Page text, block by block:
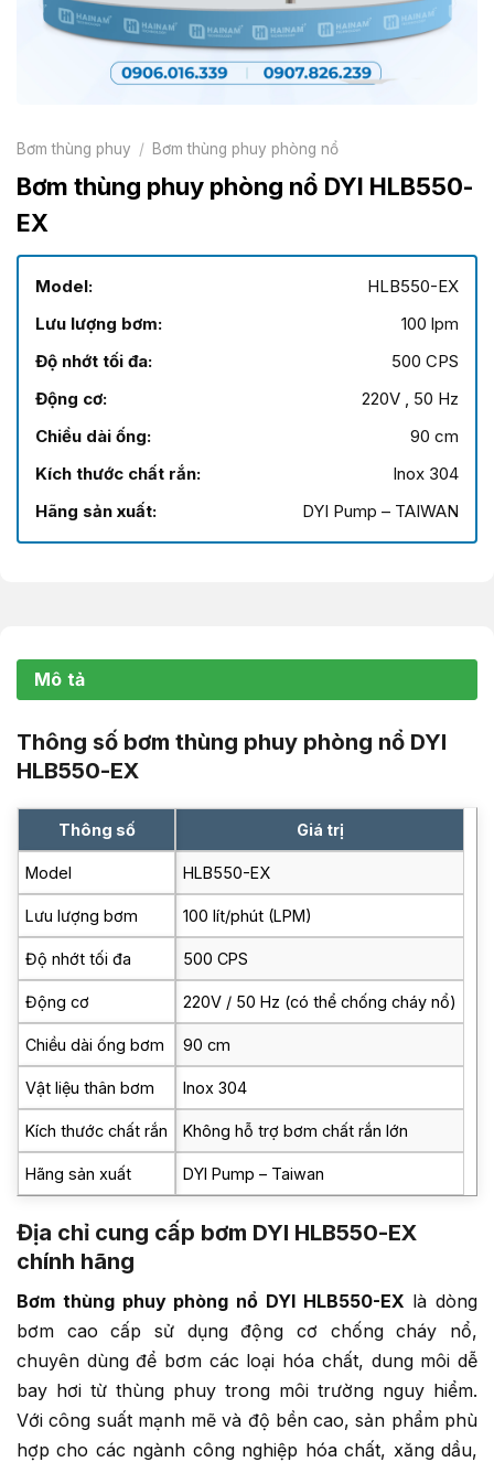
Bơm thùng phuy / Bơm thùng phuy phòng nổ
Bơm thùng phuy phòng nổ DYI HLB550-
EX
Model:
HLB550-EX
Lưu lượng bơm:
100 lpm
Độ nhớt tối đa:
500 CPS
Động cơ:
220V , 50 Hz
Chiều dài ống:
90 cm
Kích thước chất rắn:
Inox 304
Hãng sản xuất:
DYI Pump – TAIWAN
Mô tả
Thông số bơm thùng phuy phòng nổ DYI
HLB550-EX
Thông số Giá trị
Model HLB550-EX
Lưu lượng bơm 100 lít/phút (LPM)
Độ nhớt tối đa 500 CPS
Động cơ 220V / 50 Hz (có thể chống cháy nổ)
Chiều dài ống bơm 90 cm
Vật liệu thân bơm Inox 304
Kích thước chất rắn Không hỗ trợ bơm chất rắn lớn
Hãng sản xuất DYI Pump – Taiwan
Địa chỉ cung cấp bơm DYI HLB550-EX
chính hãng
Bơm thùng phuy phòng nổ DYI HLB550-EX là dòng
bơm cao cấp sử dụng động cơ chống cháy nổ,
chuyên dùng để bơm các loại hóa chất, dung môi dễ
bay hơi từ thùng phuy trong môi trường nguy hiểm.
Với công suất mạnh mẽ và độ bền cao, sản phẩm phù
hợp cho các ngành công nghiệp hóa chất, xăng dầu,